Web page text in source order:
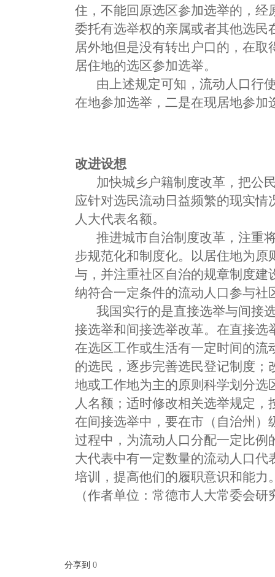
住，不能回原选区参加选举的，
委托有选举权的亲属或者其他选
居外地但是没有转出户口的，在
居住地的选区参加选举。
由上述规定可知，流动人口行
在地参加选举，二是在现居地参加
改进设想
加快城乡户籍制度改革，把公
应针对选民流动日益频繁的现实
人大代表名额。
推进城市自治制度改革，注重
步规范化和制度化。以居住地为
与，并注重社区自治的规章制度
纳符合一定条件的流动人口参与社
我国实行的是直接选举与间接
接选举和间接选举改革。在直接
在选区工作或生活有一定时间的
的选民，逐步完善选民登记制度
地或工作地为主的原则科学划分
人名额；适时修改相关选举规定
在间接选举中，要在市（自治州
过程中，为流动人口分配一定比
大代表中有一定数量的流动人口
培训，提高他们的履职意识和能力
（作者单位：常德市人大常委会研
分享到 0